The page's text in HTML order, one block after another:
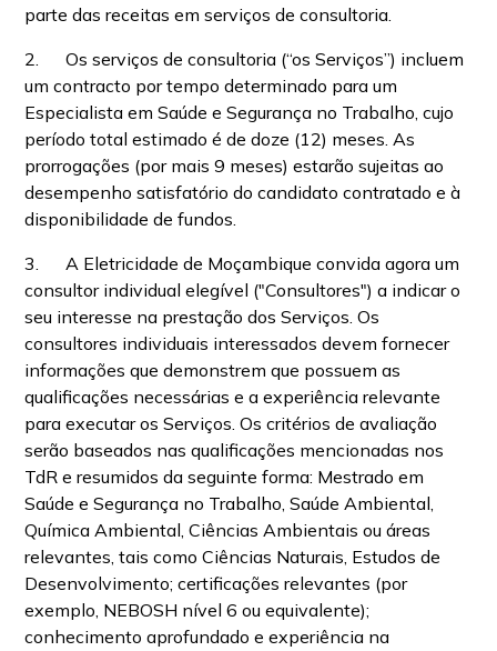
parte das receitas em serviços de consultoria.
2. Os serviços de consultoria (“os Serviços”) incluem
um contracto por tempo determinado para um
Especialista em Saúde e Segurança no Trabalho, cujo
período total estimado é de doze (12) meses. As
prorrogações (por mais 9 meses) estarão sujeitas ao
desempenho satisfatório do candidato contratado e à
disponibilidade de fundos.
3. A Eletricidade de Moçambique convida agora um
consultor individual elegível ("Consultores") a indicar o
seu interesse na prestação dos Serviços. Os
consultores individuais interessados devem fornecer
informações que demonstrem que possuem as
qualificações necessárias e a experiência relevante
para executar os Serviços. Os critérios de avaliação
serão baseados nas qualificações mencionadas nos
TdR e resumidos da seguinte forma: Mestrado em
Saúde e Segurança no Trabalho, Saúde Ambiental,
Química Ambiental, Ciências Ambientais ou áreas
relevantes, tais como Ciências Naturais, Estudos de
Desenvolvimento; certificações relevantes (por
exemplo, NEBOSH nível 6 ou equivalente);
conhecimento aprofundado e experiência na